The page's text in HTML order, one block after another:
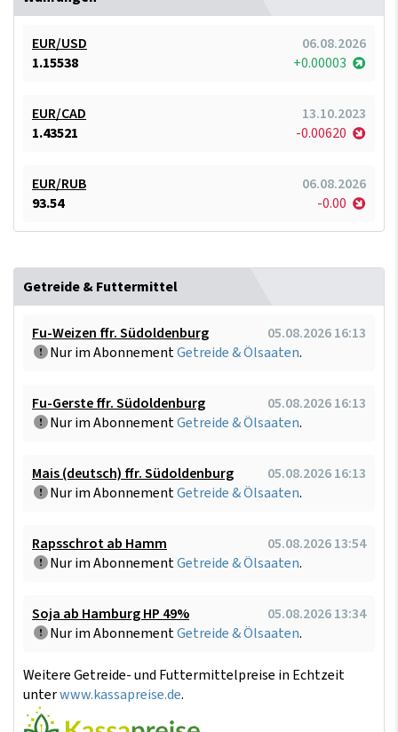
EUR/USD
06.08.2026
1.15538
+0.00003
EUR/CAD
13.10.2023
1.43521
-0.00620
EUR/RUB
06.08.2026
93.54
-0.00
Getreide & Futtermittel
Fu-Weizen ffr. Südoldenburg
05.08.2026 16:13
Nur im AbonnementGetreide & Ölsaaten.
Fu-Gerste ffr. Südoldenburg
05.08.2026 16:13
Nur im AbonnementGetreide & Ölsaaten.
Mais (deutsch) ffr. Südoldenburg
05.08.2026 16:13
Nur im AbonnementGetreide & Ölsaaten.
Rapsschrot ab Hamm
05.08.2026 13:54
Nur im AbonnementGetreide & Ölsaaten.
Soja ab Hamburg HP 49%
05.08.2026 13:34
Nur im AbonnementGetreide & Ölsaaten.
Weitere Getreide- und Futtermittelpreise in Echtzeit
unterwww.kassapreise.de.